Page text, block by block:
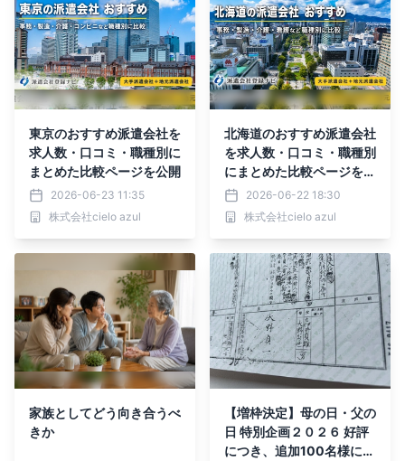
東京のおすすめ派遣会社を
求人数・口コミ・職種別に
まとめた比較ページを公開
2026-06-23 11:35
株式会社cielo azul
北海道のおすすめ派遣会社
を求人数・口コミ・職種別
にまとめた比較ページを公
開
2026-06-22 18:30
株式会社cielo azul
家族としてどう向き合うべ
きか
【増枠決定】母の日・父の
日 特別企画２０２６ 好評
につき、追加100名様に拡